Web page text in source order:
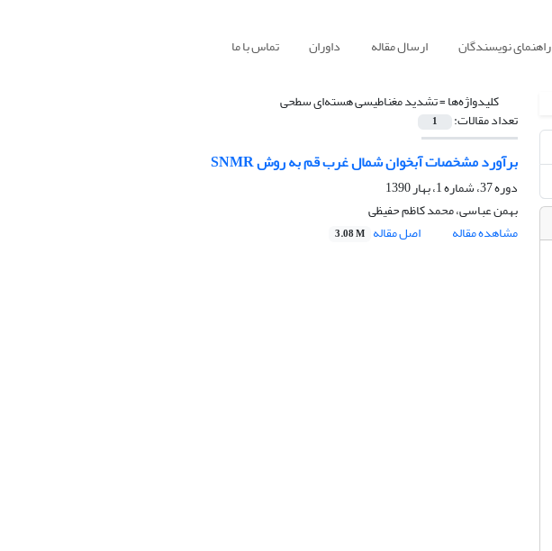
راهنمای نویسندگان ارسال مقاله داوران تماس با ما
کلیدواژه‌ها =تشدید مغناطیسی هسته‌ای سطحی
تعداد مقالات: 1
برآورد مشخصات آبخوان شمال غرب قم به روش SNMR
دوره 37، شماره 1، بهار 1390
بهمن عباسی، محمد کاظم حفیظی
مشاهده مقاله
اصل مقاله 3.08 M